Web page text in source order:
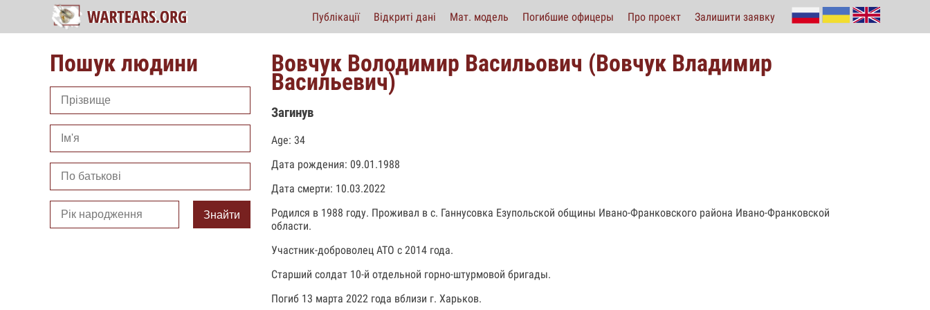
Публікації Відкриті дані Мат. модель Погибшие офицеры Про проект Залишити заявку
Пошук людини
Знайти
Вовчук Володимир Васильович (Вовчук Владимир
Васильевич)
Загинув
Age: 34
Дата рождения: 09.01.1988
Дата смерти: 10.03.2022
Родился в 1988 году. Проживал в с. Ганнусовка Езупольской общины Ивано-Франковского района Ивано-Франковской
области.
Участник-доброволец АТО с 2014 года.
Старший солдат 10-й отдельной горно-штурмовой бригады.
Погиб 13 марта 2022 года вблизи г. Харьков.